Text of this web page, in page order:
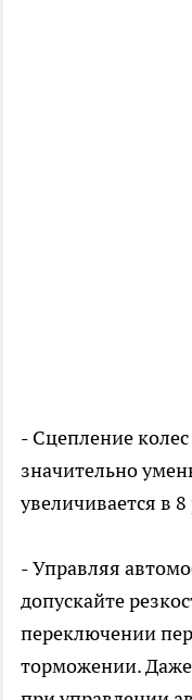
- Сцепление
значительно
увеличивается в 8
-Управляя
допускайте
переключении
торможении. Даже